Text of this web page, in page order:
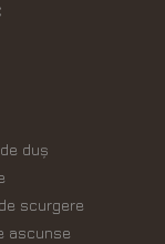
duș
scurgere
ascunse